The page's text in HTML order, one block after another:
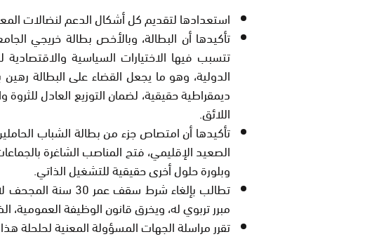
استعدادها لتقديم كل أشكال الدعم لنضالات
تأكيدها أن البطالة، وبالأخص بطالة خريجي
تتسبب فيها الاختيارات السياسية والاقتصادية
الدولية، وهو ما يجعل القضاء على البطالة
ديمقراطية حقيقية، لضمان التوزيع العادل
اللائق.
تأكيدها أن امتصاص جزء من بطالة الشباب
الصعيد الإقليمي، فتح المناصب الشاغرة
وبلورة حلول أخرى حقيقية للتشغيل الذاتي.
تطالب بإلغاء شرط
مبرر تربوي له، ويخرق قانون الوظيفة العمومية،
تقرر مراسلة الجهات المسؤولة المعنية لحلحلة